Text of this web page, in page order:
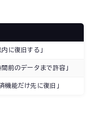
内に復旧する」
間前のデータまで許容」
機能だけ先に復旧」